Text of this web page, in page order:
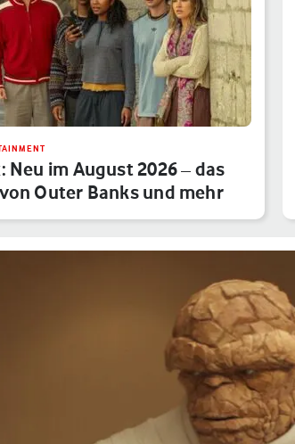
Neu im August 2026 – das
Outer Banks und mehr